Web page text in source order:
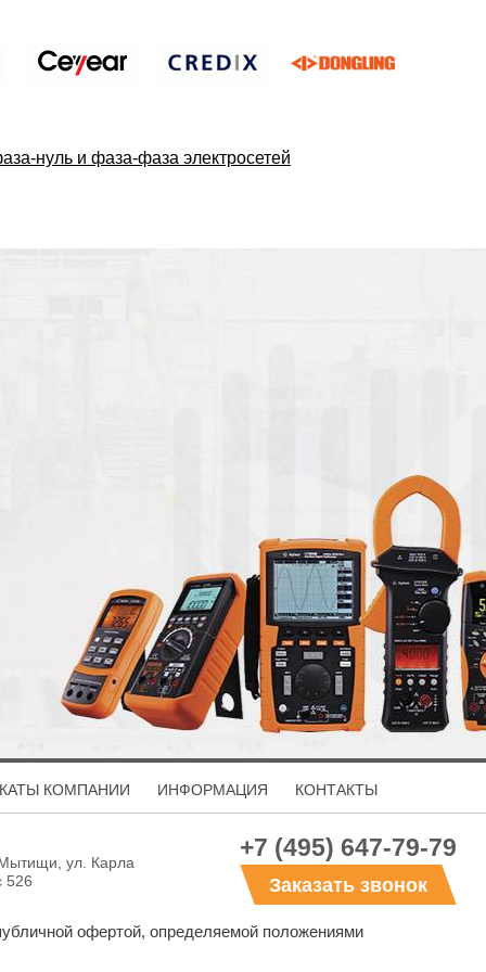
нуль и фаза-фаза электросетей
КОМПАНИИ ИНФОРМАЦИЯ КОНТАКТЫ
ул. Карла
526
+7 (495) 647-79-79
Заказать звонок
офертой, определяемой положениями